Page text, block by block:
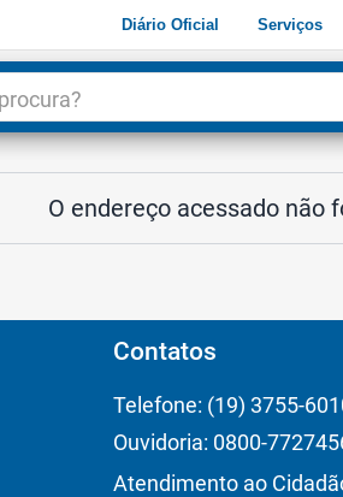
Diário Oficial Serviços
O endereço acessado não
Contatos
Telefone: (19) 3755-
Ouvidoria: 0800-
Atendimento ao